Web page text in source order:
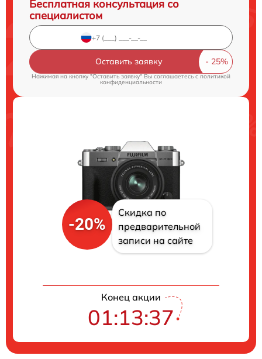
Бесплатная консультация со
специалистом
Оставить заявку
Нажимая на кнопку "Оставить заявку" Вы соглашаетесь c политикой
конфиденциальности
-20%
Скидка по
предварительной
записи на сайте
Конец акции
01:13:37